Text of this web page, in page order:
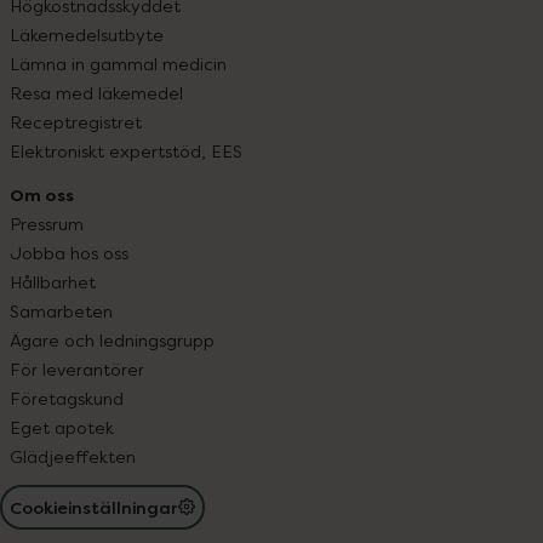
Högkostnadsskyddet
Läkemedelsutbyte
Lämna in gammal medicin
Resa med läkemedel
Receptregistret
Elektroniskt expertstöd, EES
Om oss
Pressrum
Jobba hos oss
Hållbarhet
Samarbeten
Ägare och ledningsgrupp
För leverantörer
Företagskund
Eget apotek
Glädjeeffekten
Cookieinställningar